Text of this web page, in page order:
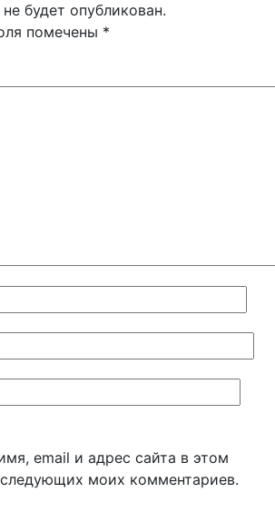
будет опубликован.
помечены *
email и адрес сайта в этом
моих комментариев.